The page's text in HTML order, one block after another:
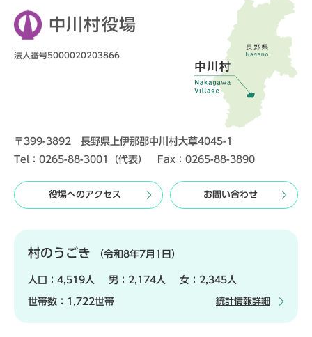
中川村役場
法人番号5000020203866
〒399-3892 長野県上伊那郡中川村大草4045-1
Tel：0265-88-3001（代表） Fax：0265-88-3890
役場へのアクセス お問い合わせ
村のうごき （令和8年7月1日）
人口： 4,519人 男： 2,174人 女： 2,345人
世帯数： 1,722世帯 統計情報詳細